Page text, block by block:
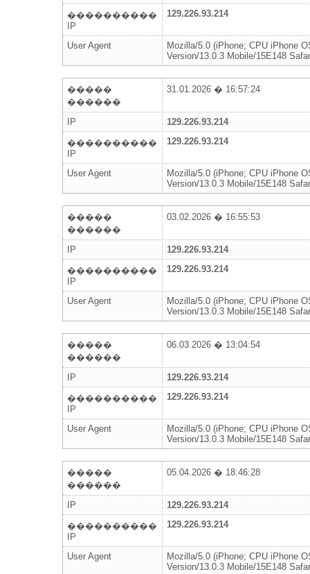
����������
IP
129.226.93.214
User Agent
Mozilla/5.0 (iPhone; CPU iPhone
Version/13.0.3 Mobile/15E148
�����
������
31.01.2026 � 16:57:24
IP
129.226.93.214
����������
IP
129.226.93.214
User Agent
Mozilla/5.0 (iPhone; CPU iPhone
Version/13.0.3 Mobile/15E148
�����
������
03.02.2026 � 16:55:53
IP
129.226.93.214
����������
IP
129.226.93.214
User Agent
Mozilla/5.0 (iPhone; CPU iPhone
Version/13.0.3 Mobile/15E148
�����
������
06.03.2026 � 13:04:54
IP
129.226.93.214
����������
IP
129.226.93.214
User Agent
Mozilla/5.0 (iPhone; CPU iPhone
Version/13.0.3 Mobile/15E148
�����
������
05.04.2026 � 18:46:28
IP
129.226.93.214
����������
IP
129.226.93.214
User Agent
Mozilla/5.0 (iPhone; CPU iPhone
Version/13.0.3 Mobile/15E148